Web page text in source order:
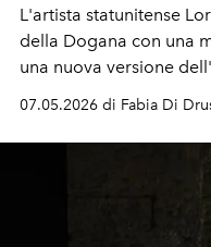
L'artista statunitense
della Dogana con una
una nuova versione
tenutasi al Met di New
07.05.2026 di Fabia Di